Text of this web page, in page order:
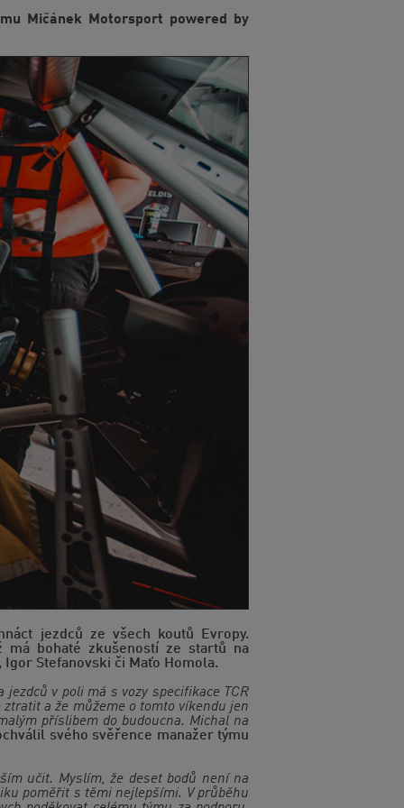
Mičánek Motorsport powered by
jezdců ze všech koutů Evropy.
bohaté zkušeností ze startů na
Igor Stefanovski či Maťo Homola.
v poli má s vozy specifikace TCR
a že můžeme o tomto víkendu jen
příslibem do budoucna. Michal na
svého svěřence manažer týmu
učit. Myslím, že deset bodů není na
poměřit s těmi nejlepšími. V průběhu